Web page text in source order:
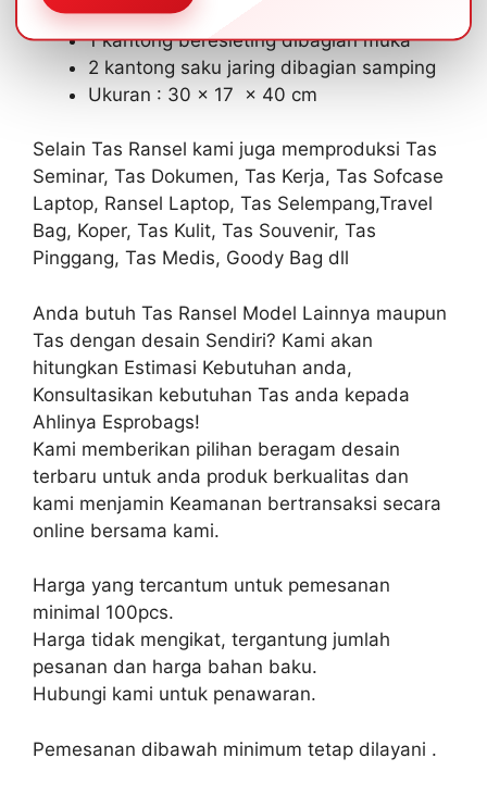
1 Kompartemen utama
1 kantong beresleting dibagian muka
2 kantong saku jaring dibagian samping
Ukuran : 30 x 17 x 40 cm
Selain Tas Ransel kami juga memproduksi Tas
Seminar, Tas Dokumen, Tas Kerja, Tas Sofcase
Laptop, Ransel Laptop, Tas Selempang,Travel
Bag, Koper, Tas Kulit, Tas Souvenir, Tas
Pinggang, Tas Medis, Goody Bag dll
Anda butuh Tas Ransel Model Lainnya maupun
Tas dengan desain Sendiri? Kami akan
hitungkan Estimasi Kebutuhan anda,
Konsultasikan kebutuhan Tas anda kepada
Ahlinya Esprobags!
Kami memberikan pilihan beragam desain
terbaru untuk anda produk berkualitas dan
kami menjamin Keamanan bertransaksi secara
online bersama kami.
Harga yang tercantum untuk pemesanan
minimal 100pcs.
Harga tidak mengikat, tergantung jumlah
pesanan dan harga bahan baku.
Hubungi kami untuk penawaran.
Pemesanan dibawah minimum tetap dilayani .